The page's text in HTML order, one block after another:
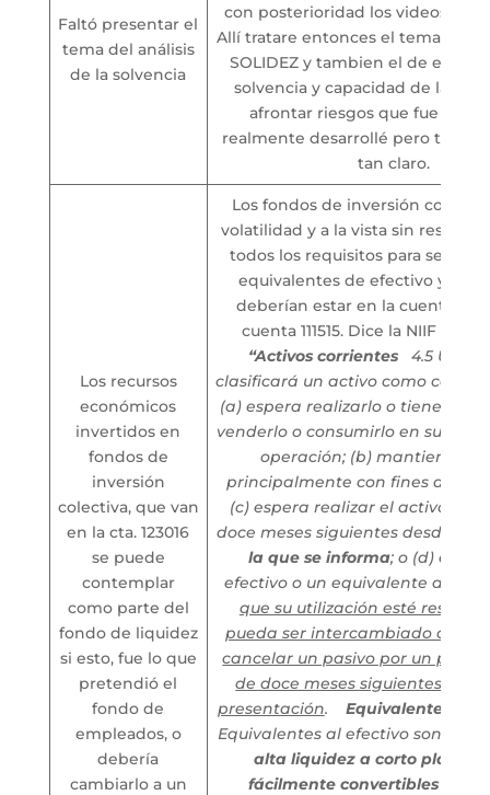
Faltó presentar el
tema del análisis
de la solvencia
con posterioridad los videos de
Allí tratare entonces el tema de
SOLIDEZ y tambien el de
solvencia y capacidad de la
afrontar riesgos que fue el
realmente desarrollé pero tal
tan claro.
Los recursos
económicos
invertidos en
fondos de
inversión
colectiva, que van
en la cta. 123016
se puede
contemplar
como parte del
fondo de liquidez
si esto, fue lo que
pretendió el
fondo de
empleados, o
debería
cambiarlo a un
Los fondos de inversión
volatilidad y a la vista sin
todos los requisitos para ser
equivalentes de efectivo y por
deberían estar en la cuenta 12
cuenta 111515. Dice la NIIF para
“Activos corrientes
4.5 Una
clasificará un activo como
(a) espera realizarlo o tiene la
venderlo o consumirlo en su
operación; (b) mantiene el
principalmente con fines de
(c) espera realizar el activo
doce meses siguientes desde la
la que se informa; o (d) el
efectivo o un equivalente al
que su utilización esté
pueda ser intercambiado o
cancelar un pasivo por un
de doce meses siguientes a la
presentación.
Equivalentes al
Equivalentes al efectivo son
alta liquidez a corto plazo
fácilmente convertibles en